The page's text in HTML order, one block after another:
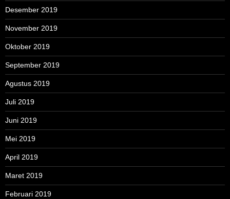
Desember 2019
November 2019
Oktober 2019
September 2019
Agustus 2019
Juli 2019
Juni 2019
Mei 2019
April 2019
Maret 2019
Februari 2019